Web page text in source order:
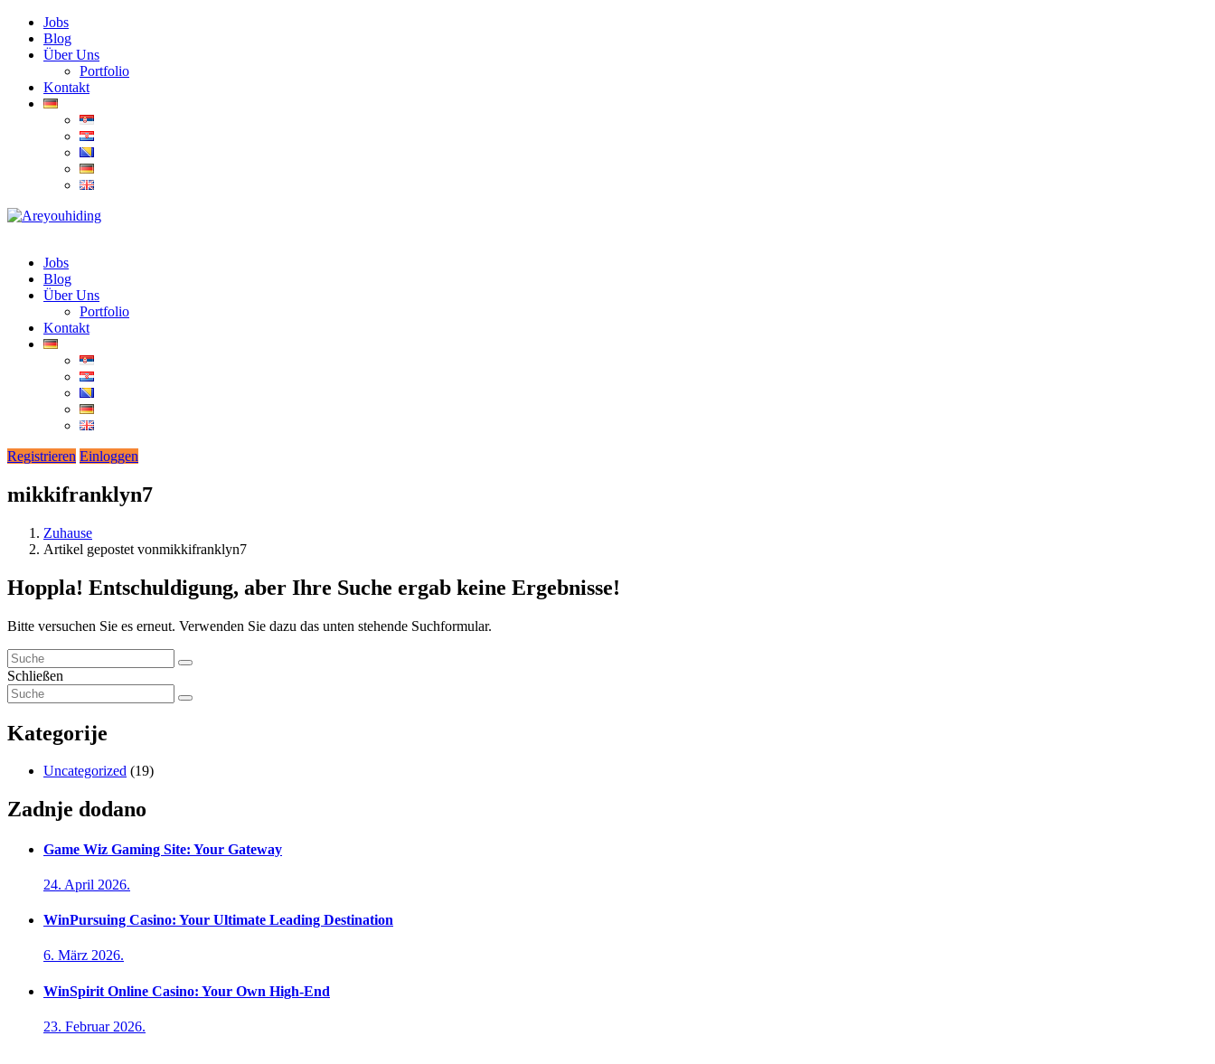
Jobs
Blog
Über Uns
Portfolio
Kontakt
Jobs
Blog
Über Uns
Portfolio
Kontakt
Registrieren Einloggen
mikkifranklyn7
Zuhause
Artikel gepostet vonmikkifranklyn7
Hoppla! Entschuldigung, aber Ihre Suche ergab keine Ergebnisse!
Bitte versuchen Sie es erneut. Verwenden Sie dazu das unten stehende Suchformular.
Schließen
Kategorije
Uncategorized (19)
Zadnje dodano
Game Wiz Gaming Site: Your Gateway
24. April 2026.
WinPursuing Casino: Your Ultimate Leading Destination
6. März 2026.
WinSpirit Online Casino: Your Own High-End
23. Februar 2026.